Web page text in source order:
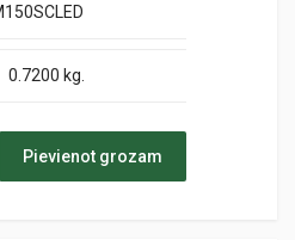
0.7200 kg.
Pievienot grozam